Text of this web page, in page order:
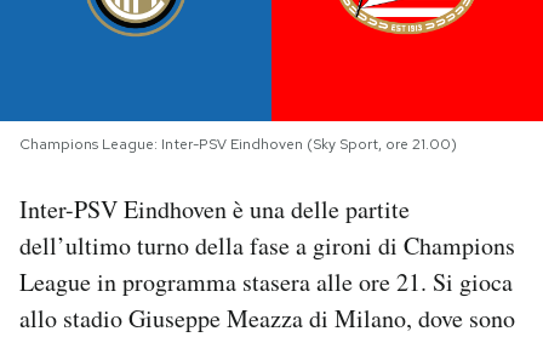
I MIEI PREFERITI
SHOP
CALENDARIO
Champions League: Inter-PSV Eindhoven (Sky Sport, ore 21.00)
Inter-PSV Eindhoven è una delle partite
dell’ultimo turno della fase a gironi di Champions
League in programma stasera alle ore 21. Si gioca
allo stadio Giuseppe Meazza di Milano, dove sono